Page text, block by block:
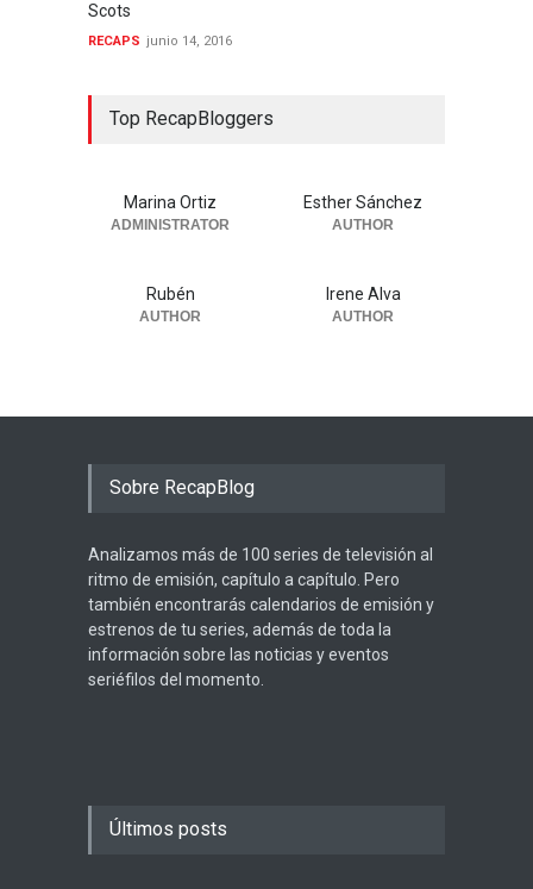
Scots
RECAPS junio 14, 2016
Top RecapBloggers
Marina Ortiz
ADMINISTRATOR
Esther Sánchez
AUTHOR
Rubén
AUTHOR
Irene Alva
AUTHOR
Sobre RecapBlog
Analizamos más de 100 series de televisión al
ritmo de emisión, capítulo a capítulo. Pero
también encontrarás calendarios de emisión y
estrenos de tu series, además de toda la
información sobre las noticias y eventos
seriéfilos del momento.
Últimos posts